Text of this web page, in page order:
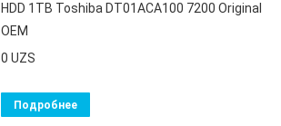
HDD 1TB Toshiba DT01ACA100 7200 Original
OEM
0 UZS
Подробнее